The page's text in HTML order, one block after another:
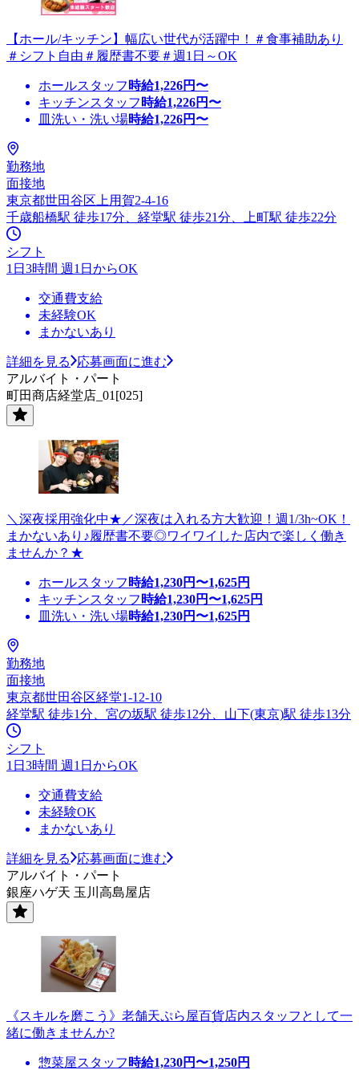
【ホール/キッチン】幅広い世代が活躍中！＃食事補助あり
＃シフト自由＃履歴書不要＃週1日～OK
ホールスタッフ 時給1,226円〜
キッチンスタッフ 時給1,226円〜
皿洗い・洗い場時給1,226円〜
勤務地
面接地
東京都世田谷区上用賀2-4-16
千歳船橋駅 徒歩17分、経堂駅 徒歩21分、上町駅 徒歩22分
シフト
1日3時間 週1日からOK
交通費支給
未経験OK
まかないあり
詳細を見る
応募画面に進む
アルバイト・パート
町田商店経堂店_01[025]
＼深夜採用強化中★／深夜は入れる方大歓迎！週1/3h~OK！
まかないあり♪履歴書不要◎ワイワイした店内で楽しく働き
ませんか？★
ホールスタッフ 時給1,230円〜1,625円
キッチンスタッフ 時給1,230円〜1,625円
皿洗い・洗い場時給1,230円〜1,625円
勤務地
面接地
東京都世田谷区経堂1-12-10
経堂駅 徒歩1分、宮の坂駅 徒歩12分、山下(東京)駅 徒歩13分
シフト
1日3時間 週1日からOK
交通費支給
未経験OK
まかないあり
詳細を見る
応募画面に進む
アルバイト・パート
銀座ハゲ天 玉川高島屋店
《スキルを磨こう》老舗天ぷら屋百貨店内スタッフとして一
緒に働きませんか?
惣菜屋スタッフ 時給1,230円〜1,250円